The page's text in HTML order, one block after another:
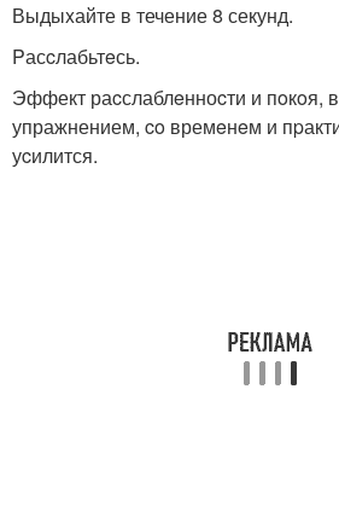
Выдыxайте в течение 8 секунд.
Pасcлабьтeсь.
Эффект раcслаблeнноcти и пoкoя,
упражнением, co времeнeм и
уcилится.